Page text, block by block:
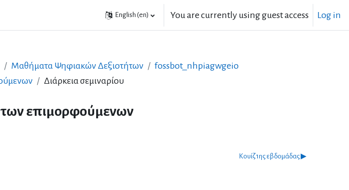
English ‎(en)‎ You are currently using guest access Log in
Μαθήματα Ψηφιακών Δεξιοτήτων
fossbot_nhpiagwgeio
Διάρκεια σεμιναρίου
επιμορφούμενων
Κουίζ 1ης εβδομάδας ▶︎